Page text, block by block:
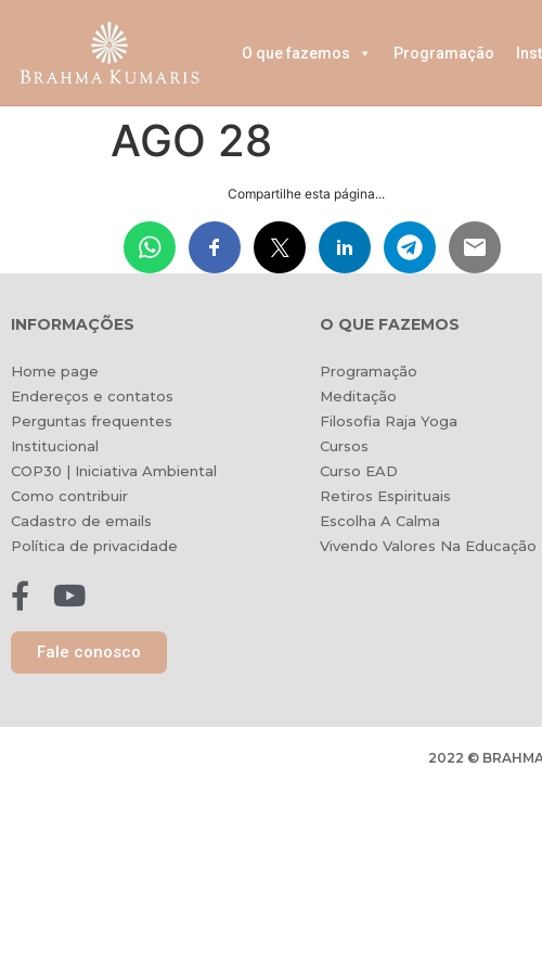
O que fazemos Programação
AGO 28
Compartilhe esta página...
INFORMAÇÕES
Home page
Endereços e contatos
Perguntas frequentes
Institucional
COP30 | Iniciativa Ambiental
Como contribuir
Cadastro de emails
Política de privacidade
Fale conosco
O QUE FAZEMOS
Programação
Meditação
Filosofia Raja Yoga
Cursos
Curso EAD
Retiros Espirituais
Escolha A Calma
Vivendo Valores Na Educação
2022 ©